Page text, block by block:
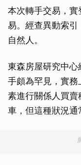
本次轉手交易，
易。經查異動索
自然人。
東森房屋研究中
手頗為罕見，實務
素進行關係人買
車，但這種狀況通